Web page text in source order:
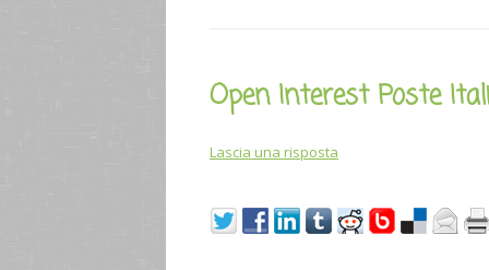
Open Interest Poste
Lascia una risposta